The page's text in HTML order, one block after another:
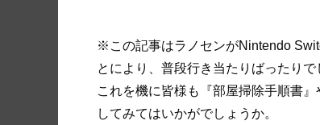
※この記事はラノセンがNintendo
とにより、普段行き当たりばったり
これを機に皆様も『部屋掃除手順書
してみてはいかがでしょうか。